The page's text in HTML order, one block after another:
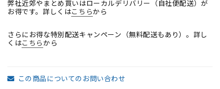
ク
ス
カ
2023021802【中
ク
ス
2023021802【中
弊社近郊やまとめ買いはローカルデリバリー（自社便配送）が
お得です。詳しくはこちらから
さらにお得な特別配送キャンペーン（無料配送もあり）。詳し
くはこちらから
この商品についてのお問い合わせ